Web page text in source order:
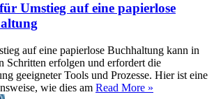
Umstieg auf eine papierlose
auf eine papierlose Buchhaltung kann in
Schritten erfolgen und erfordert die
geeigneter Tools und Prozesse. Hier ist eine
wie dies am Read More »